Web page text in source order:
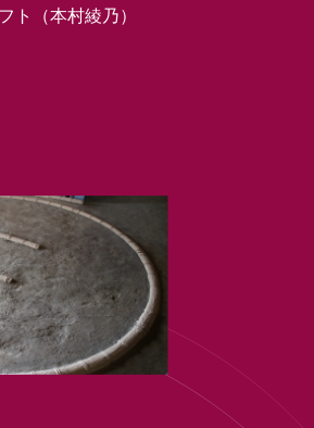
ト（本村綾乃）